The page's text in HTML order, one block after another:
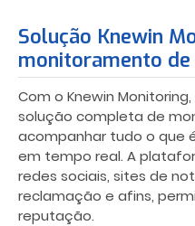
Solução Knewin
monitoramento de
Com o Knewin
solução completa de
acompanhar tudo o que
em tempo real. A
redes sociais, sites de
reclamação e afins,
reputação.